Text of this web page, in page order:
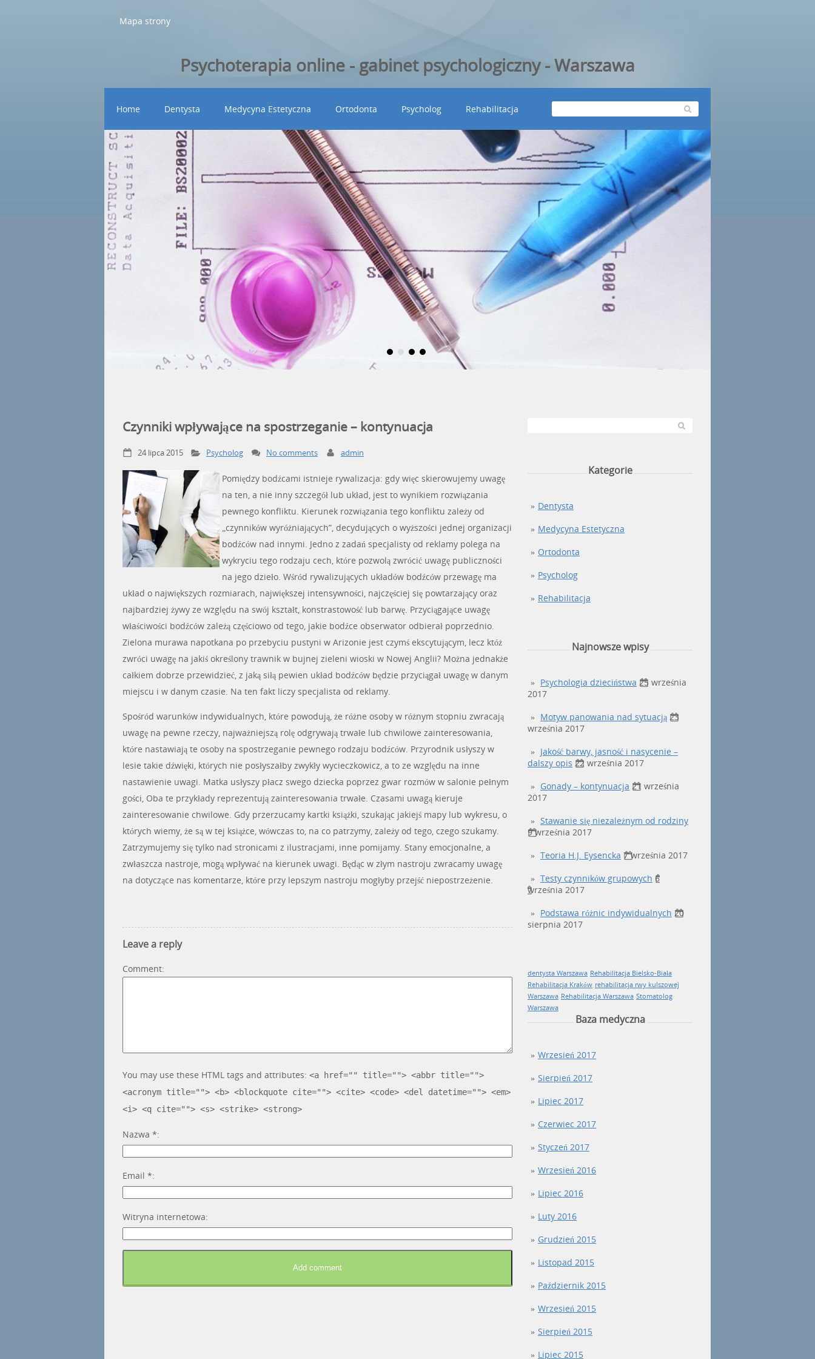
Mapa strony
Psychoterapia online - gabinet psychologiczny - Warszawa
Home Dentysta Medycyna Estetyczna Ortodonta Psycholog Rehabilitacja
Kategorie
Dentysta
Medycyna Estetyczna
Ortodonta
Psycholog
Rehabilitacja
Najnowsze wpisy
Psychologia dzieciństwa 25 września
2017
Motyw panowania nad sytuacją 23
września 2017
Jakość barwy, jasność i nasycenie –
dalszy opis 22 września 2017
Gonady – kontynuacja 21 września
2017
Stawanie się niezależnym od rodziny
9 września 2017
Teoria H.J. Eysencka 7 września 2017
Testy czynników grupowych 6
września 2017
Podstawa różnic indywidualnych 20
sierpnia 2017
dentysta Warszawa Rehabilitacja Bielsko-Biała
Rehabilitacja Kraków rehabilitacja rwy kulszowej
Warszawa Rehabilitacja Warszawa Stomatolog
Warszawa
Baza medyczna
Wrzesień 2017
Sierpień 2017
Lipiec 2017
Czerwiec 2017
Styczeń 2017
Wrzesień 2016
Lipiec 2016
Luty 2016
Grudzień 2015
Listopad 2015
Październik 2015
Wrzesień 2015
Sierpień 2015
Lipiec 2015
Czynniki wpływające na spostrzeganie – kontynuacja
24 lipca 2015 Psycholog No comments admin
Pomiędzy bodźcami istnieje rywalizacja: gdy więc skierowujemy uwagę
na ten, a nie inny szczegół lub układ, jest to wynikiem rozwiązania
pewnego konfliktu. Kierunek rozwiązania tego konfliktu zależy od
„czynników wyróżniających”, decydujących o wyższości jednej organizacji
bodźców nad innymi. Jedno z zadań specjalisty od reklamy polega na
wykryciu tego rodzaju cech, które pozwolą zwrócić uwagę publiczności
na jego dzieło. Wśród rywalizujących układów bodźców przewagę ma
układ o największych rozmiarach, największej intensywności, najczęściej się powtarzający oraz
najbardziej żywy ze względu na swój kształt, konstrastowość lub barwę. Przyciągające uwagę
właściwości bodźców zależą częściowo od tego, jakie bodźce obserwator odbierał poprzednio.
Zielona murawa napotkana po przebyciu pustyni w Arizonie jest czymś ekscytującym, lecz któż
zwróci uwagę na jakiś określony trawnik w bujnej zieleni wioski w Nowej Anglii? Można jednakże
całkiem dobrze przewidzieć, z jaką siłą pewien układ bodźców będzie przyciągał uwagę w danym
miejscu i w danym czasie. Na ten fakt liczy specjalista od reklamy.
Spośród warunków indywidualnych, które powodują, że różne osoby w różnym stopniu zwracają
uwagę na pewne rzeczy, najważniejszą rolę odgrywają trwałe lub chwilowe zainteresowania,
które nastawiają te osoby na spostrzeganie pewnego rodzaju bodźców. Przyrodnik usłyszy w
lesie takie dźwięki, których nie posłyszałby zwykły wycieczkowicz, a to ze względu na inne
nastawienie uwagi. Matka usłyszy płacz swego dziecka poprzez gwar rozmów w salonie pełnym
gości, Oba te przykłady reprezentują zainteresowania trwałe. Czasami uwagą kieruje
zainteresowanie chwilowe. Gdy przerzucamy kartki książki, szukając jakiejś mapy lub wykresu, o
których wiemy, że są w tej książce, wówczas to, na co patrzymy, zależy od tego, czego szukamy.
Zatrzymujemy się tylko nad stronicami z ilustracjami, inne pomijamy. Stany emocjonalne, a
zwłaszcza nastroje, mogą wpływać na kierunek uwagi. Będąc w złym nastroju zwracamy uwagę
na dotyczące nas komentarze, które przy lepszym nastroju mogłyby przejść niepostrzeżenie.
Leave a reply
Comment
You may use these HTML tags and attributes: <a href="" title=""> <abbr title="">
<acronym title=""> <b> <blockquote cite=""> <cite> <code> <del datetime=""> <em>
<i> <q cite=""> <s> <strike> <strong>
Nazwa *
Email *
Witryna internetowa